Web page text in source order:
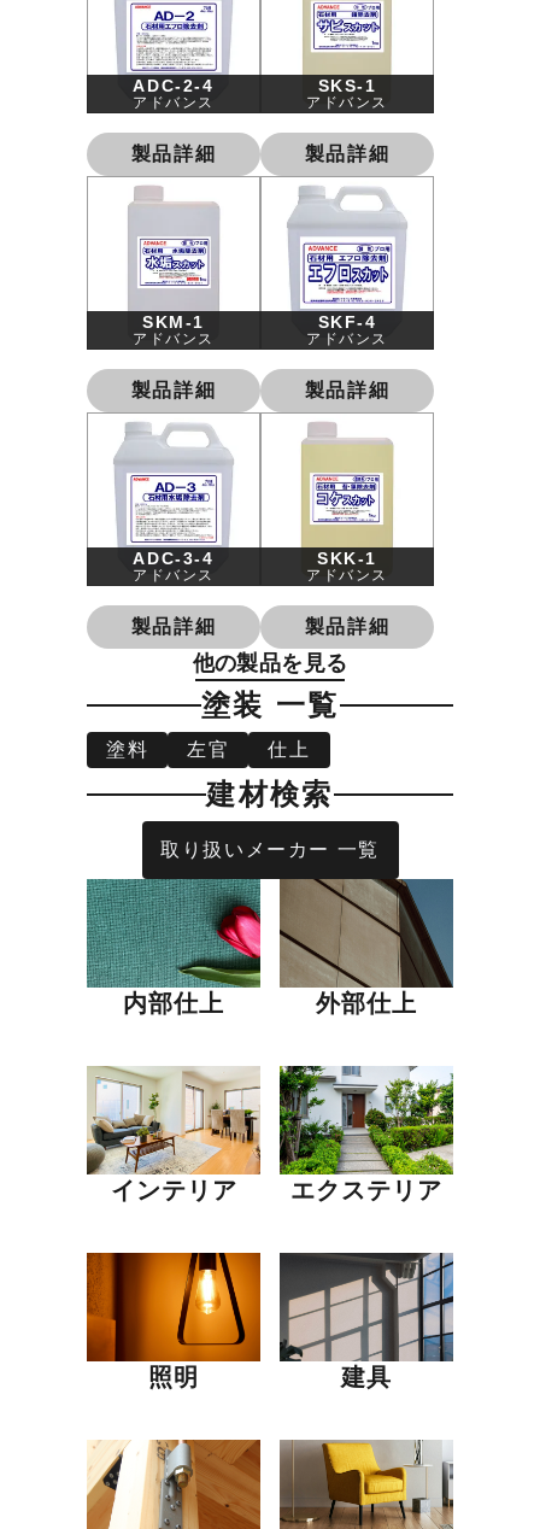
ADC-2-4
アドバンス
製品詳細
SKS-1
アドバンス
製品詳細
SKM-1
アドバンス
製品詳細
SKF-4
アドバンス
製品詳細
ADC-3-4
アドバンス
製品詳細
SKK-1
アドバンス
製品詳細
他の製品を見る
塗装 一覧
塗料 左官 仕上
建材検索
取り扱いメーカー 一覧
内部仕上 外部仕上
インテリア エクステリア
照明 建具